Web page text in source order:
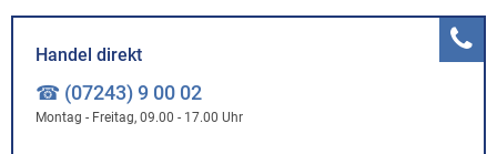
Handel direkt
☎ (07243) 9 00 02
Montag - Freitag, 09.00 - 17.00 Uhr